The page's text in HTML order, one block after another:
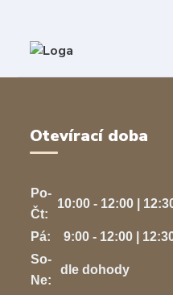
Otevírací doba
Po-
Čt:
10:00 - 12:00 |
Pá:
9:00 - 12:00 |
So-
Ne:
dle dohody